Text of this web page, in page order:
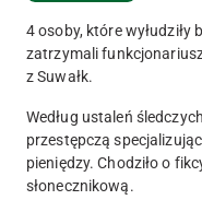
4 osoby, które wyłudziły
zatrzymali
z Suwałk.
Według ustaleń
przestępczą
pieniędzy. Chodziło o
słonecznikową.